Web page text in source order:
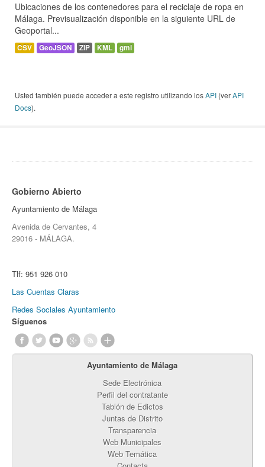
Ubicaciones de los contenedores para el reciclaje de ropa en
Málaga. Previsualización disponible en la siguiente URL de
Geoportal...
CSV GeoJSON ZIP KML gml
Usted también puede acceder a este registro utilizando losAPI (verAPI
Docs).
Gobierno Abierto
Ayuntamiento de Málaga
Avenida de Cervantes, 4
29016 - MÁLAGA.
Tlf: 951 926 010
Las Cuentas Claras
Redes Sociales Ayuntamiento
Síguenos
Ayuntamiento de Málaga
Sede Electrónica
Perfil del contratante
Tablón de Edictos
Juntas de Distrito
Transparencia
Web Municipales
Web Temática